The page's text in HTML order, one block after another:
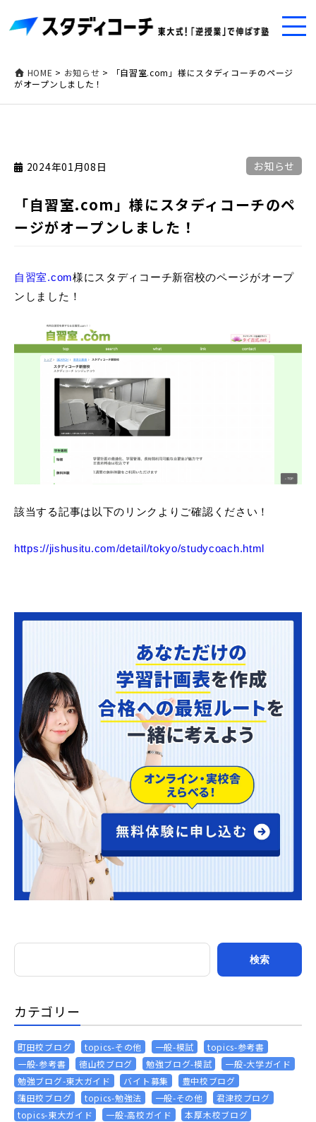
HOME > お知らせ >
「自習室.com」様にスタディコーチのページ
がオープンしました！
2024年01月08日 お知らせ
「自習室.com」様にスタディコーチのペ
ージがオープンしました！
自習室.com様にスタディコーチ新宿校のページがオープ
ンしました！
該当する記事は以下のリンクよりご確認ください！
https://jishusitu.com/detail/tokyo/studycoach.html
カテゴリー
町田校ブログ topics-その他 一般-模試
topics-参考書
一般-参考書
徳山校ブログ 勉強ブログ-模試
一般-大学ガイド
勉強ブログ-東大ガイド
バイト募集
豊中校ブログ
蒲田校ブログ
topics-勉強法 一般-その他
君津校ブログ
topics-東大ガイド
一般-高校ガイド
本厚木校ブログ